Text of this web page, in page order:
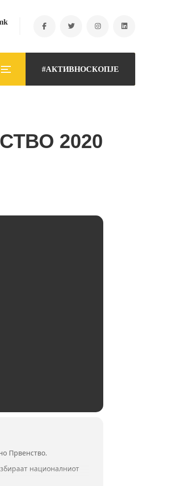
#АКТИВНОСКОПЈЕ
2020
Првенство.
националниот